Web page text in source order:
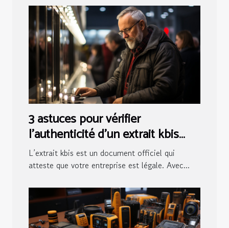
3 astuces pour vérifier
l’authenticité d’un extrait kbis
numérique
L’extrait kbis est un document officiel qui
atteste que votre entreprise est légale. Avec...